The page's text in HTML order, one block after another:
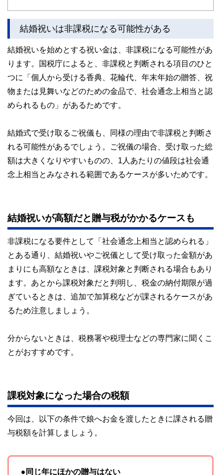
このように編集経験豊富なメンバーと金融や経済に精通した
執筆者・監修者による執筆体制を築くことで、内容のわかり
やすさはもちろんのこと、読み応えのあるコンテンツと確か
私たちは、快適でより良い生活のアイデアを提供するお金の
結婚祝いは非課税になる可能性がある
結婚祝いを始めとする祝い金は、非課税になる可能性があ
ります。国税庁によると、非課税と判断される項目のひと
つに「個人から受ける香典、花輪代、年末年始の贈答、祝
物または見舞いなどのための金品で、社会通念上相当と認
められるもの」があるためです。
結婚式で受け取るご祝儀も、同様の理由で非課税と判断さ
れる可能性があるでしょう。ご祝儀の場合、受け取った総
額は大きくなりやすいものの、1人あたりの値段は社会通
念上相当とみなされる範囲であるケースが多いためです。
結婚祝いが高額だと贈与税がかかるケースも
非課税になる要件として「社会通念上相当と認められる」
とある通り、結婚祝いやご祝儀として受け取った金額があ
まりにも高額なときは、課税対象と判断される場合もあり
ます。あとから課税対象だと判明し、税金の納付期限が過
ぎているときは、追加で加算税などが課されるケースがあ
るため注意しましょう。
分からないときは、税務署や税理士などの専門家に聞くこ
とがおすすめです。
課税対象になった場合の税額
今回は、以下の条件で娘へお金を渡したときに課される贈
与税額を計算しましょう。
●同じ年にほかの贈与はない